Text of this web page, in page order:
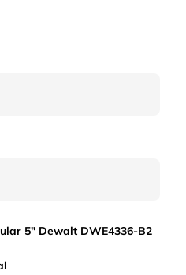
5" Dewalt DWE4336-B2